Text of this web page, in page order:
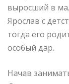
выросший в
Ярослав с
тогда его
особый дар.
Начав